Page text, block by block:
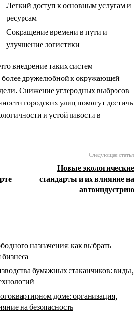
Легкий доступ к основным услугам и
ресурсам
Сокращение времени в пути и
улучшение логистики
внедрение таких систем
более дружелюбной к окружающей
Снижение углеродных выбросов
городских улиц помогут достичь
и устойчивости в
Следующая статья
Новые экологические
стандарты и их влияние на
автоиндустрию
назначения: как выбрать
бумажных стаканчиков: виды,
доме: организация,
на безопасность